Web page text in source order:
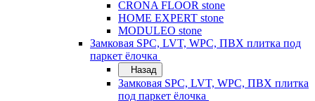
CRONA FLOOR stone
HOME EXPERT stone
MODULEO stone
Замковая SPC, LVT, WPC, ПВХ плитка под
паркет ёлочка
Назад
Замковая SPC, LVT, WPC, ПВХ плитка
под паркет ёлочка